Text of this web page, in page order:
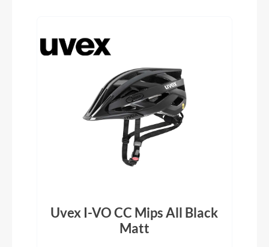
Uvex I-VO CC Mips All Black
Matt